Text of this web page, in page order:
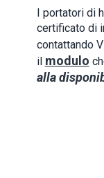
I portatori di
certificato di
contattando
il modulo
alla